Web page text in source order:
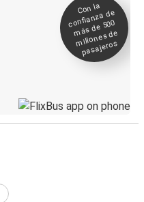
Con la
confianza de
más de 500
millones de
pasajeros